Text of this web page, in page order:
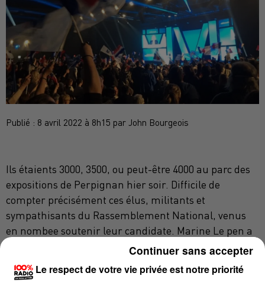
Publié : 8 avril 2022 à 8h15 par John Bourgeois
Ils étaients 3000, 3500, ou peut-être 4000 au parc des
expositions de Perpignan hier soir. Difficile de
compter précisément ces élus, militants et
sympathisants du Rassemblement National, venus
en nombee soutenir leur candidate. Marine Le pen a
tenu en effet son dernier grand meeting de
campagne présidentielle dans la ville de son porte-
parole, Louis Aliot. Après un discours introductif du
Le respect de votre vie privée est notre priorité
Continuer sans accepter